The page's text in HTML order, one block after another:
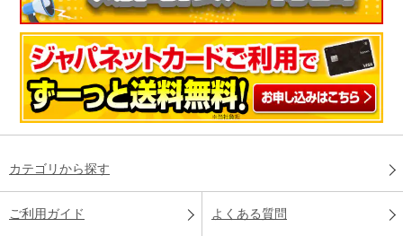
カテゴリから探す
ご利用ガイド よくある質問